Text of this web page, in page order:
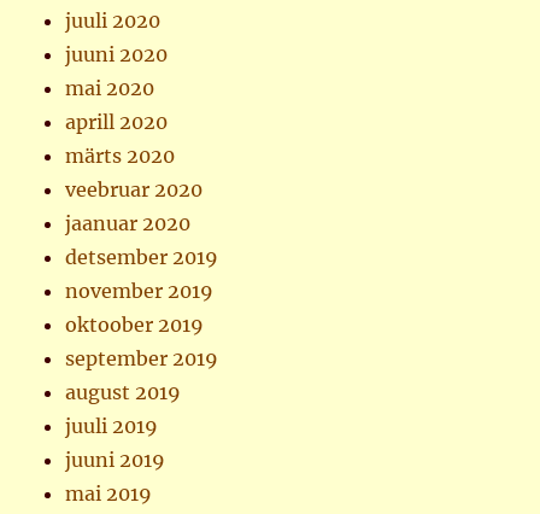
juuli 2020
juuni 2020
mai 2020
aprill 2020
märts 2020
veebruar 2020
jaanuar 2020
detsember 2019
november 2019
oktoober 2019
september 2019
august 2019
juuli 2019
juuni 2019
mai 2019